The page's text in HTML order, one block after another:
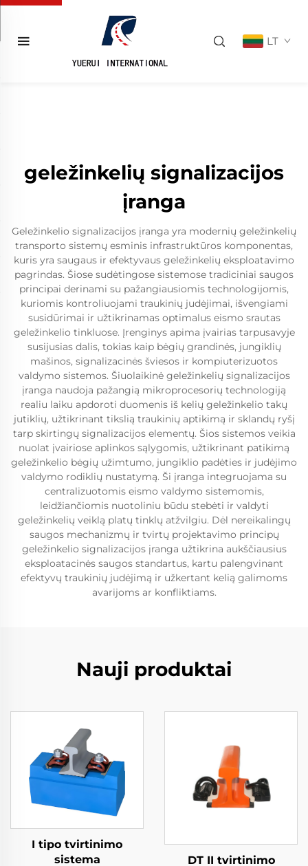
LT
geležinkelių signalizacijos
įranga
Geležinkelio signalizacijos įranga yra modernių geležinkelių
transporto sistemų esminis infrastruktūros komponentas,
kuris yra saugaus ir efektyvaus geležinkelių eksploatavimo
pagrindas. Šiose sudėtingose sistemose tradiciniai saugos
principai derinami su pažangiausiomis technologijomis,
kuriomis kontroliuojami traukinių judėjimai, išvengiami
susidūrimai ir užtikrinamas optimalus eismo srautas
geležinkelio tinkluose. Įrenginys apima įvairias tarpusavyje
susijusias dalis, tokias kaip bėgių grandinės, jungiklių
mašinos, signalizacinės šviesos ir kompiuterizuotos
valdymo sistemos. Šiuolaikinė geležinkelių signalizacijos
įranga naudoja pažangią mikroprocesorių technologiją
realiu laiku apdoroti duomenis iš kelių geležinkelio takų
jutiklių, užtikrinant tikslią traukinių aptikimą ir sklandų ryšį
tarp skirtingų signalizacijos elementų. Šios sistemos veikia
nuolat įvairiose aplinkos sąlygomis, užtikrinant patikimą
geležinkelio bėgių užimtumo, jungiklio padėties ir judėjimo
valdymo rodiklių nustatymą. Ši įranga integruojama su
centralizuotomis eismo valdymo sistemomis,
leidžiančiomis nuotoliniu būdu stebėti ir valdyti
geležinkelių veiklą platų tinklų atžvilgiu. Dėl nereikalingų
saugos mechanizmų ir tvirtų projektavimo principų
geležinkelio signalizacijos įranga užtikrina aukščiausius
eksploatacinės saugos standartus, kartu palengvinant
efektyvų traukinių judėjimą ir užkertant kelią galimoms
avarijoms ar konfliktiams.
Nauji produktai
I tipo tvirtinimo
sistema
DT II tvirtinimo